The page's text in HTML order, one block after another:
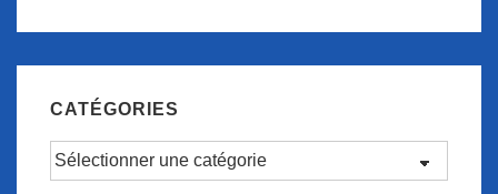
CATÉGORIES
Catégories